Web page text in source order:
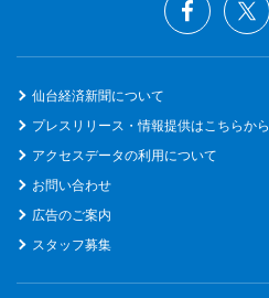
仙台経済新聞について
プレスリリース・情報提供はこちらから
アクセスデータの利用について
お問い合わせ
広告のご案内
スタッフ募集